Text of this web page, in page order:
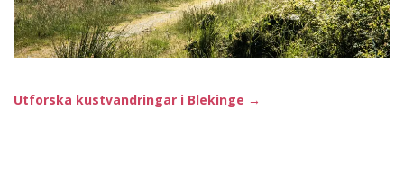
Utforska kustvandringar i Blekinge →